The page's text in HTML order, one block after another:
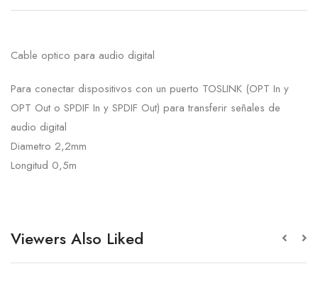
Cable optico para audio digital
Para conectar dispositivos con un puerto TOSLINK (OPT In y
OPT Out o SPDIF In y SPDIF Out) para transferir señales de
audio digital
Diametro 2,2mm
Longitud 0,5m
Viewers Also Liked